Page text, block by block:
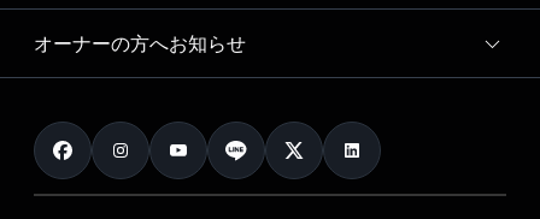
車両比較
カタログ一覧
Audi collection
アウディナビアプリ
サービスプログラム
メンテナンス
車検 / 定期点検
e-tronアフターサポート
Audi認定中古車
クオリティ
保証
オーナーの方へお知らせ
お知らせ
オーナー様向けキャンペーン